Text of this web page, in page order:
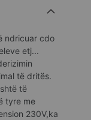
ndricuar cdo
etj...
të dritës.
të
tyre me
230V,ka